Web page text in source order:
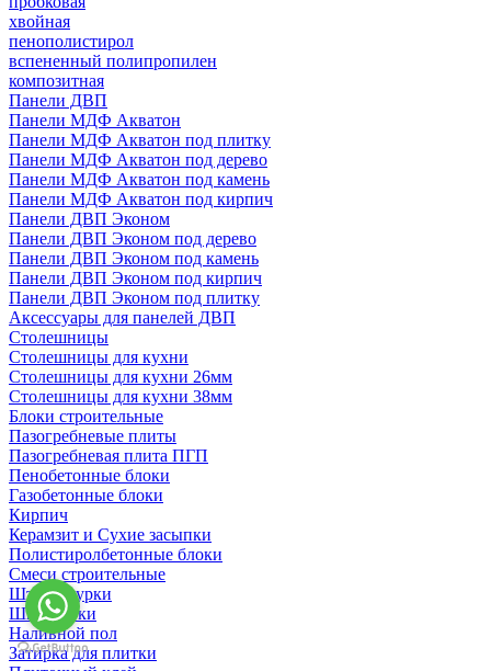
хвойная
пенополистирол
вспененный полипропилен
композитная
Панели ДВП
Панели МДФ Акватон
Панели МДФ Акватон под плитку
Панели МДФ Акватон под дерево
Панели МДФ Акватон под камень
Панели МДФ Акватон под кирпич
Панели ДВП Эконом
Панели ДВП Эконом под дерево
Панели ДВП Эконом под камень
Панели ДВП Эконом под кирпич
Панели ДВП Эконом под плитку
Аксессуары для панелей ДВП
Столешницы
Столешницы для кухни
Столешницы для кухни 26мм
Столешницы для кухни 38мм
Блоки строительные
Пазогребневые плиты
Пазогребневая плита ПГП
Пенобетонные блоки
Газобетонные блоки
Кирпич
Керамзит и Сухие засыпки
Полистиролбетонные блоки
Смеси строительные
Штукартурки
Шпаклевки
Наливной пол
Затирка для плитки